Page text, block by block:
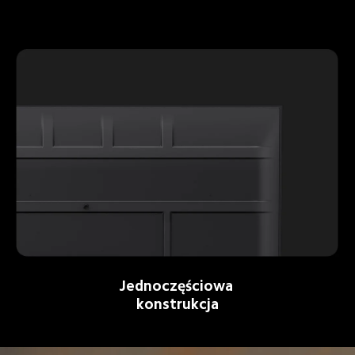
Jednoczęściowa
konstrukcja